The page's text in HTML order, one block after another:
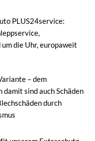
PLUS24service:
die Uhr, europaweit
– dem
sind auch Schäden
durch